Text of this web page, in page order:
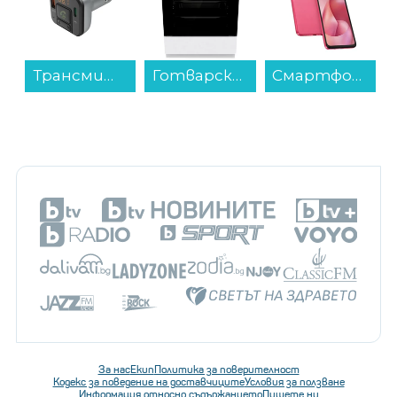
Готварска печка (ток) Gorenje GEC6A41WC , Бял , Керамични... Смартфон Motorola MOTO G57 POWER 5G 256/12 PINK , 12 GB, 256 GB... Пречиствател Finlux FAP-8091UZI , 73 W...
За насЕкипПолитика за поверителност
Кодекс за поведение на доставчицитеУсловия за ползване
Информация относно съдържаниетоПишете ни